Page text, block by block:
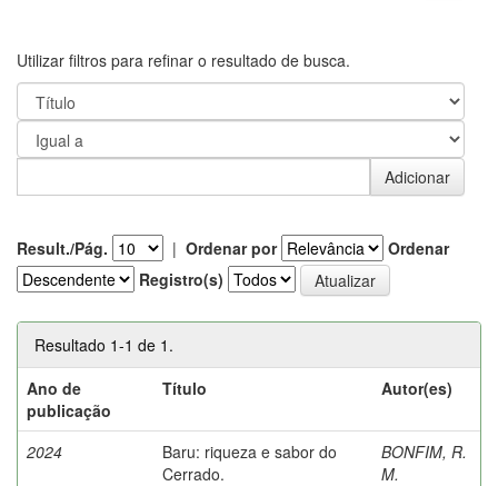
Utilizar filtros para refinar o resultado de busca.
Result./Pág. | Ordenar por
Ordenar
Registro(s)
Resultado 1-1 de 1.
Ano de
publicação
Título Autor(es)
2024
Baru: riqueza e sabor do
Cerrado.
BONFIM, R.
M.